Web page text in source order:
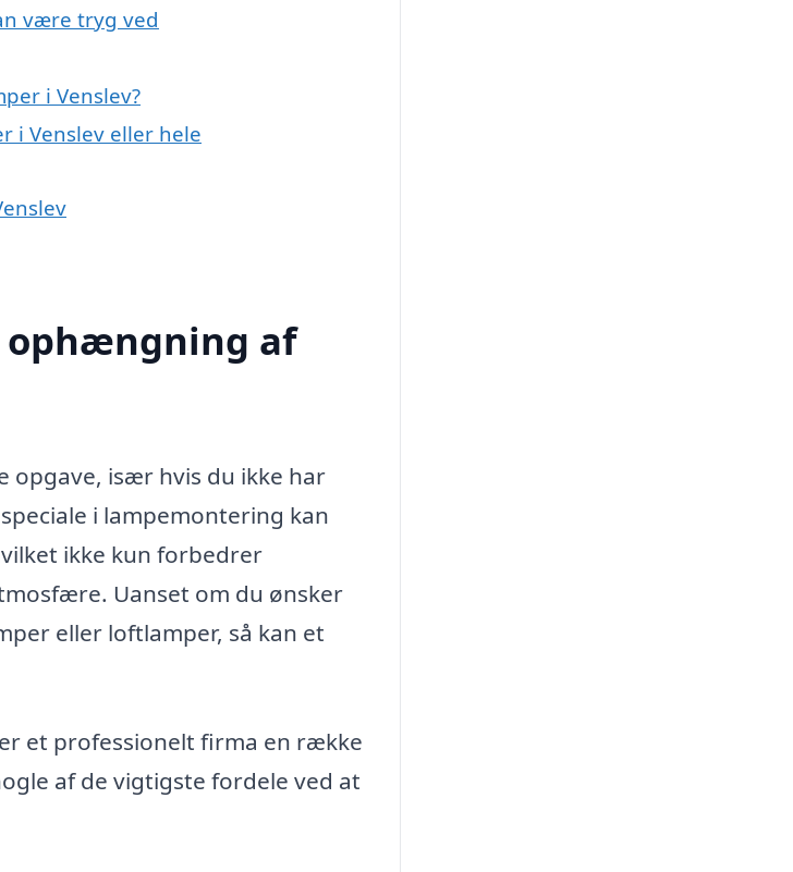
være tryg ved
i Venslev?
i Venslev eller hele
ophængning af
opgave, især hvis du ikke har
i lampemontering kan
ikke kun forbedrer
Uanset om du ønsker
eller loftlamper, så kan et
et professionelt firma en række
af de vigtigste fordele ved at